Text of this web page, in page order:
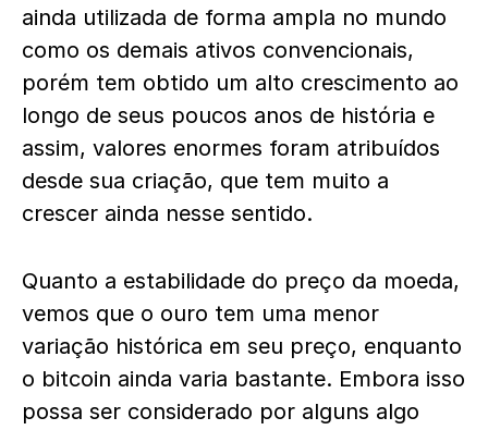
ainda utilizada de forma ampla no mundo
como os demais ativos convencionais,
porém tem obtido um alto crescimento ao
longo de seus poucos anos de história e
assim, valores enormes foram atribuídos
desde sua criação, que tem muito a
crescer ainda nesse sentido.
Quanto a estabilidade do preço da moeda,
vemos que o ouro tem uma menor
variação histórica em seu preço, enquanto
o bitcoin ainda varia bastante. Embora isso
possa ser considerado por alguns algo